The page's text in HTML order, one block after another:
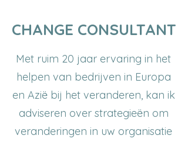
CHANGE CONSULTANT
Met ruim 20 jaar ervaring in het
helpen van bedrijven in Europa
en Azië bij het veranderen, kan ik
adviseren over strategieën om
veranderingen in uw organisatie